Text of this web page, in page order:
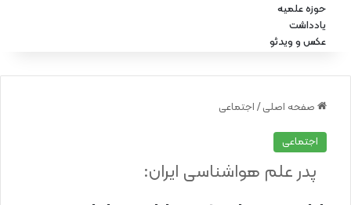
حوزه علمیه
یادداشت
عکس و ویدئو
صفحه اصلی / اجتماعی
اجتماعی
پدر علم هواشناسی ایران: